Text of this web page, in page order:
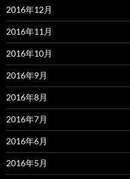
2016年12月
2016年11月
2016年10月
2016年9月
2016年8月
2016年7月
2016年6月
2016年5月